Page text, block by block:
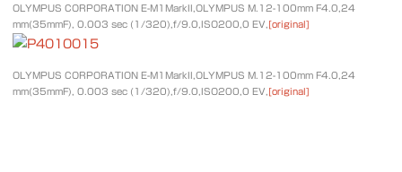
OLYMPUS CORPORATION E-M1MarkII,OLYMPUS M.12-100mm F4.0,24
mm(35mmF), 0.003 sec (1/320),f/9.0,ISO200,0 EV, [original]
OLYMPUS CORPORATION E-M1MarkII,OLYMPUS M.12-100mm F4.0,24
mm(35mmF), 0.003 sec (1/320),f/9.0,ISO200,0 EV, [original]